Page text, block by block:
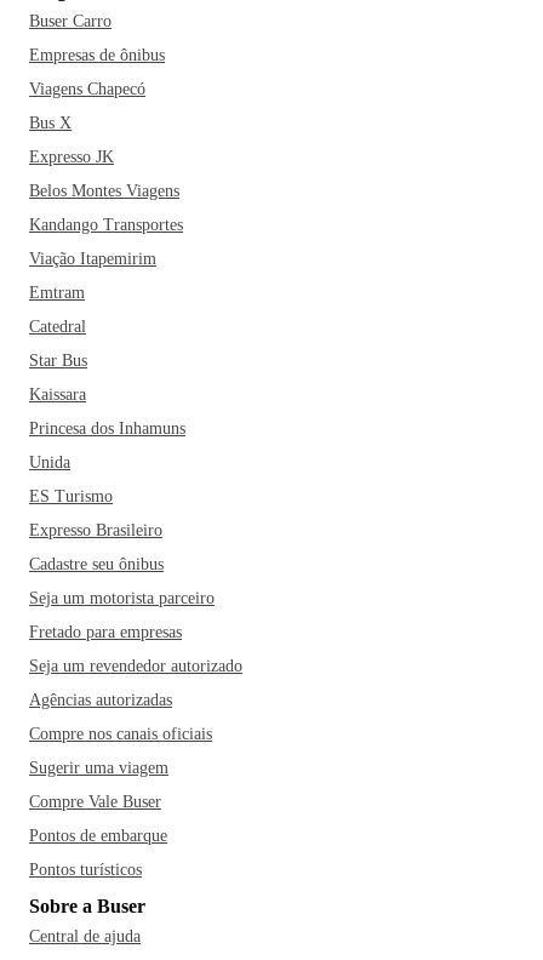
Santuário Diocesano de São Sebastião, o Museu Histórico e
Pedagógico Prof. Flávio da Silva Oliveira, o Calçadão da
Avenida, o Parque Ecológico Henriqueta Libertucci e a
Ponte Metálica do Rio Moji-Guaçu. Quem viaja pra lá,
Gastronômica, localizada no coração da cidade, você
também pode dar uma passadinha em alguns dos
restaurantes mais populares, como o Recanto da Leitoa, o
Muralha Choperia & Pizzaria, o Arco Da Veia e o Vilas
Gourmet.
Buser Carro
Empresas de ônibus
Viagens Chapecó
Bus X
Expresso JK
Belos Montes Viagens
Kandango Transportes
Viação Itapemirim
Emtram
Catedral
Star Bus
Kaissara
Princesa dos Inhamuns
Unida
ES Turismo
Expresso Brasileiro
Cadastre seu ônibus
Seja um motorista parceiro
Fretado para empresas
Seja um revendedor autorizado
Agências autorizadas
Compre nos canais oficiais
Sugerir uma viagem
Compre Vale Buser
Pontos de embarque
Pontos turísticos
Sobre a Buser
Central de ajuda